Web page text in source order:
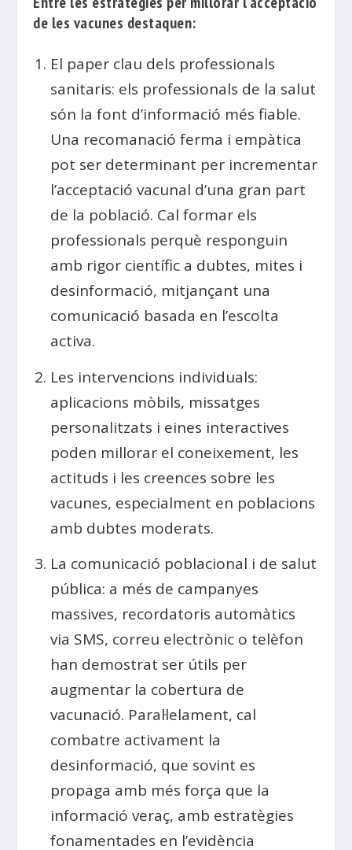
de les vacunes destaquen:
El paper clau dels professionals
sanitaris: els professionals de la salut
són la font d’informació més fiable.
Una recomanació ferma i empàtica
pot ser determinant per incrementar
l’acceptació vacunal d’una gran part
de la població. Cal formar els
professionals perquè responguin
amb rigor científic a dubtes, mites i
desinformació, mitjançant una
comunicació basada en l’escolta
activa.
Les intervencions individuals:
aplicacions mòbils, missatges
personalitzats i eines interactives
poden millorar el coneixement, les
actituds i les creences sobre les
vacunes, especialment en poblacions
amb dubtes moderats.
La comunicació poblacional i de salut
pública: a més de campanyes
massives, recordatoris automàtics
via SMS, correu electrònic o telèfon
han demostrat ser útils per
augmentar la cobertura de
vacunació. Paral·lelament, cal
combatre activament la
desinformació, que sovint es
propaga amb més força que la
informació veraç, amb estratègies
fonamentades en l’evidència